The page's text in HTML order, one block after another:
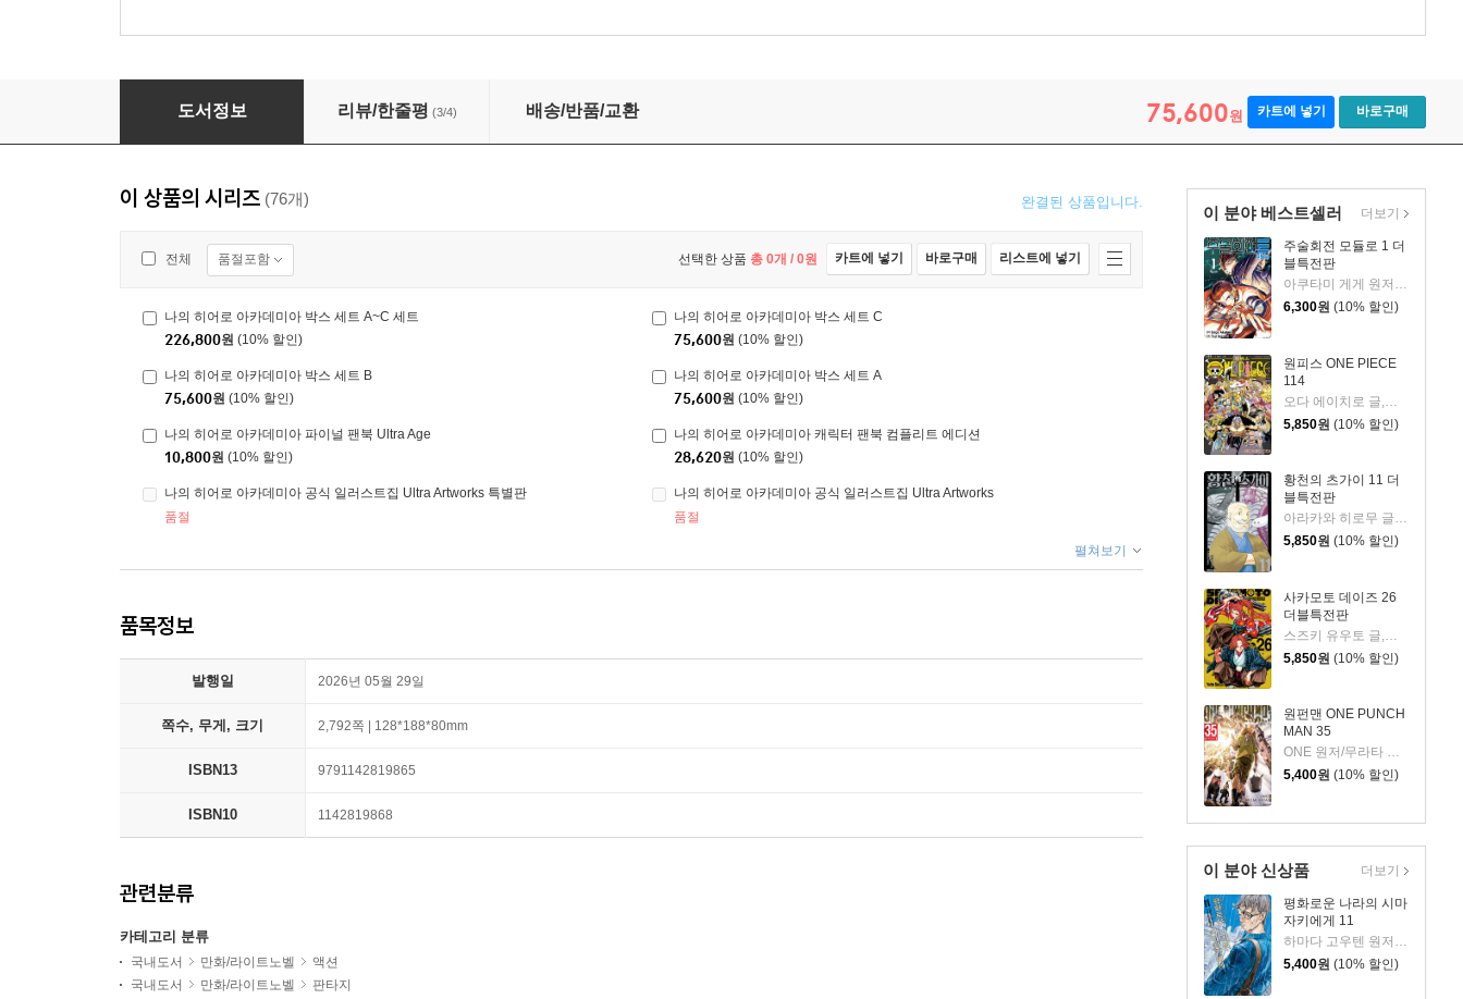
나의 히어로 아카데미아 박스 세트 C
도서정보 리뷰/한줄평 (3/4) 배송/반품/교환 75,600원 카트에 넣기 바로구매
이 분야 베스트셀러
주술회전 모듈로 1 더
블특전판
아쿠타미 게게 원저/Yuji Iwasaki 글그림/이정운 역
6,300원 (10% 할인)
원피스 ONE PIECE
114
오다 에이치로 글,그림
5,850원 (10% 할인)
황천의 츠가이 11 더
블특전판
아라카와 히로무 글그림
5,850원 (10% 할인)
사카모토 데이즈 26
더블특전판
5,850원 (10% 할인)
원펀맨 ONE PUNCH
MAN 35
ONE 원저/무라타 유스케 그림
5,400원 (10% 할인)
더보기
이 분야 신상품
평화로운 나라의 시마
자키에게 11
5,400원 (10% 할인)
더보기
이 상품의 시리즈 (76개) 완결된 상품입니다.
전체 품절포함 선택한 상품 총 0개 / 0원 카트에 넣기 바로구매 리스트에 넣기
나의 히어로 아카데미아 박스 세트 A~C 세트
226,800원 (10% 할인)
나의 히어로 아카데미아 박스 세트 C
75,600원 (10% 할인)
나의 히어로 아카데미아 박스 세트 B
75,600원 (10% 할인)
나의 히어로 아카데미아 박스 세트 A
75,600원 (10% 할인)
나의 히어로 아카데미아 파이널 팬북 Ultra Age
10,800원 (10% 할인)
나의 히어로 아카데미아 캐릭터 팬북 컴플리트 에디션
28,620원 (10% 할인)
나의 히어로 아카데미아 공식 일러스트집 Ultra Artworks 특별판
품절
나의 히어로 아카데미아 공식 일러스트집 Ultra Artworks
품절
펼쳐보기
품목정보
발행일 2026년 05월 29일
쪽수, 무게, 크기 2,792쪽 | 128*188*80mm
ISBN13 9791142819865
ISBN10 1142819868
관련분류
카테고리 분류
국내도서 만화/라이트노벨
액션
국내도서
만화/라이트노벨 판타지